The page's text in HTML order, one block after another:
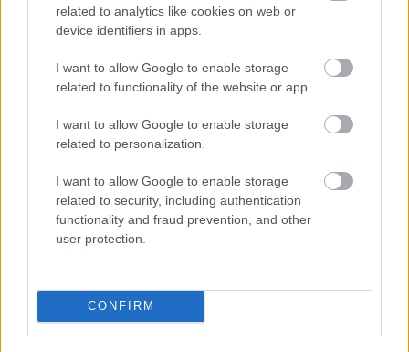
related to analytics like cookies on web or
device identifiers in apps.
I want to allow Google to enable storage
related to functionality of the website or app.
I want to allow Google to enable storage
related to personalization.
I want to allow Google to enable storage
related to security, including authentication
functionality and fraud prevention, and other
user protection.
CONFIRM
HIRDETÉS
HIRDETÉS
LEGOLVASOTTABB
Indul a diákok pénzügyi ismereteit
erősítő Pénz7 programsorozat
Budapest-Pécs, Budapest-Szolnok:
gyorsabb és biztonságosabb lett a vasút